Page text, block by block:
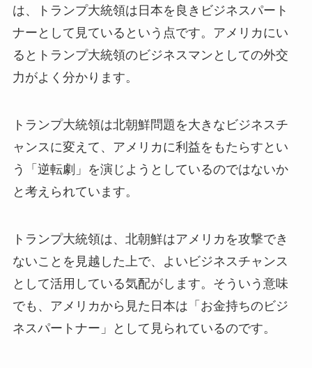
は、トランプ大統領は日本を良きビジネスパート
ナーとして見ているという点です。アメリカにい
るとトランプ大統領のビジネスマンとしての外交
力がよく分かります。
トランプ大統領は北朝鮮問題を大きなビジネスチ
ャンスに変えて、アメリカに利益をもたらすとい
う「逆転劇」を演じようとしているのではないか
と考えられています。
トランプ大統領は、北朝鮮はアメリカを攻撃でき
ないことを見越した上で、よいビジネスチャンス
として活用している気配がします。そういう意味
でも、アメリカから見た日本は「お金持ちのビジ
ネスパートナー」として見られているのです。